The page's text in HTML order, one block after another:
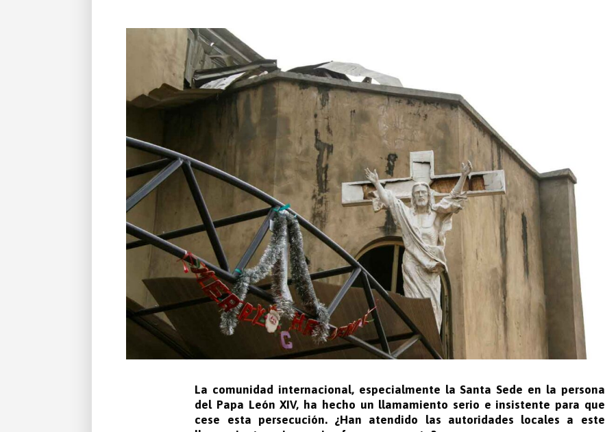
La comunidad internacional, especialmente la Santa Sede en la persona
del Papa León XIV, ha hecho un llamamiento serio e insistente para que
cese esta persecución. ¿Han atendido las autoridades locales a este